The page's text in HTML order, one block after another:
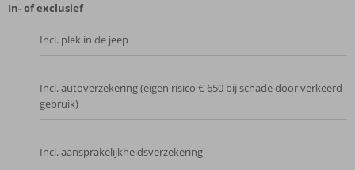
In- of exclusief
Incl. plek in de jeep
Incl. autoverzekering (eigen risico € 650 bij schade door verkeerd
gebruik)
Incl. aansprakelijkheidsverzekering